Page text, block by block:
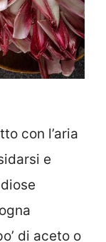
con l’aria
e
di aceto o